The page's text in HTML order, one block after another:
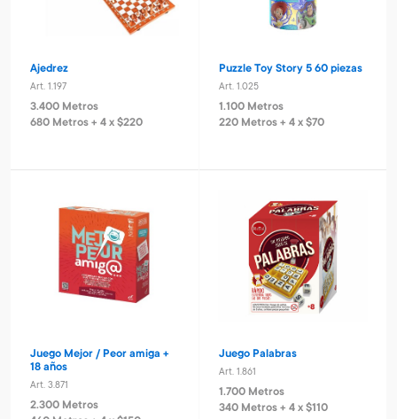
Ajedrez
Art. 1.197
3.400 Metros
680 Metros + 4 x $220
Puzzle Toy Story 5 60 piezas
Art. 1.025
1.100 Metros
220 Metros + 4 x $70
Juego Mejor / Peor amiga +
18 años
Art. 3.871
2.300 Metros
Juego Palabras
Art. 1.861
1.700 Metros
340 Metros + 4 x $110